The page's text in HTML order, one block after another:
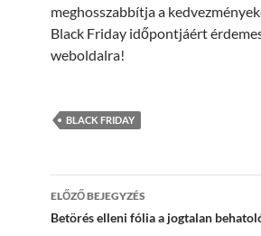
meghosszabbítja a
Black Friday időpontjáért
weboldalra!
BLACK FRIDAY
Bejegyzés
navigáció
ELŐZŐ BEJEGYZÉS
Betörés elleni fólia a jogtalan